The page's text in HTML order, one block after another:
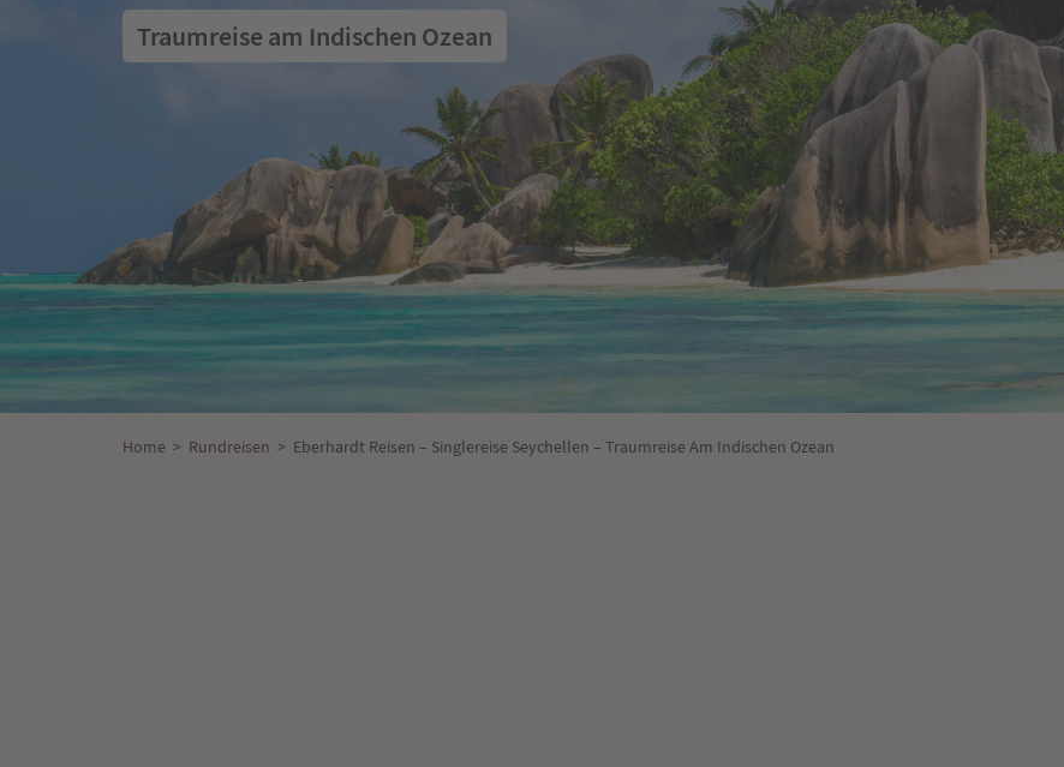
Traumreise am Indischen Ozean
Home > Rundreisen > Eberhardt Reisen – Singlereise Seychellen – Traumreise Am Indischen Ozean